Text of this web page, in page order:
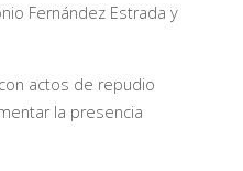
Fernández Estrada y
actos de repudio
la presencia